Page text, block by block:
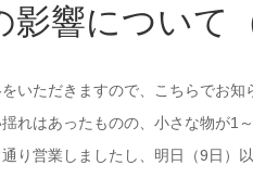
影響について
いただきますので、こちらでお知
れはあったものの、小さな物が1
り営業しましたし、明日（9日）